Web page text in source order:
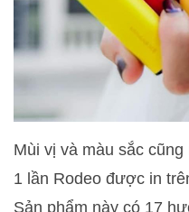
Mùi vị và màu sắc
1 lần Rodeo được in
Sản phẩm này có 17